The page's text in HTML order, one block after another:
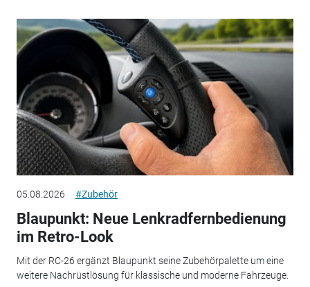
05.08.2026 #Zubehör
Blaupunkt: Neue Lenkradfernbedienung
im Retro-Look
Mit der RC-26 ergänzt Blaupunkt seine Zubehörpalette um eine
weitere Nachrüstlösung für klassische und moderne Fahrzeuge.